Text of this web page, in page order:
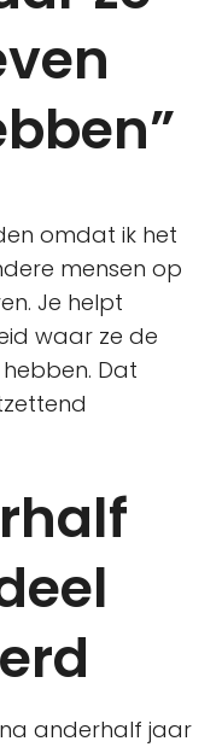
omdat ik het
mensen op
Je helpt
waar ze de
Dat
anderhalf jaar